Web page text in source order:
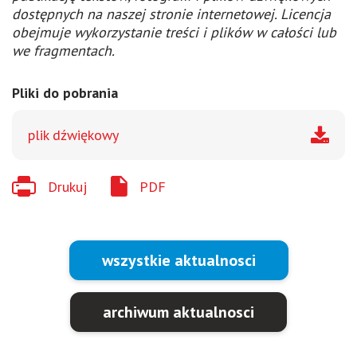
dostępnych na naszej stronie internetowej. Licencja
obejmuje wykorzystanie treści i plików w całości lub
we fragmentach.
Pliki do pobrania
plik dźwiękowy
Drukuj PDF
wszystkie aktualnosci
archiwum aktualnosci